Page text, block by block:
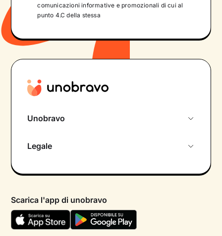
comunicazioni informative e promozionali di cui al
punto 4.C della stessa
Unobravo
Psicologo in chat
Aiuto urgente
FAQ
Legale
Termini e condizioni
Informativa Privacy
Scarica l'app di unobravo